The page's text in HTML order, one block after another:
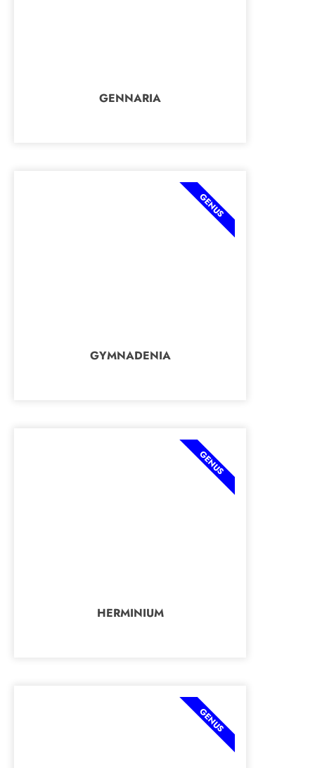
GENNARIA
GYMNADENIA
GENUS
HERMINIUM
GENUS
GENUS